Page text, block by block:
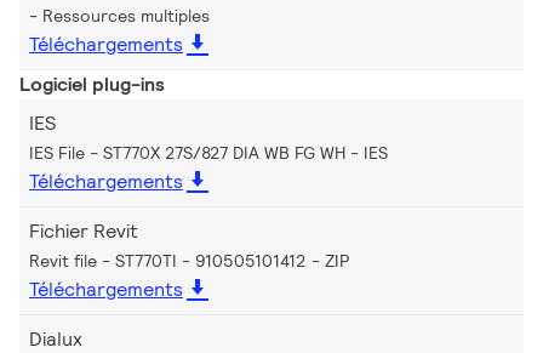
Ressources multiples
Téléchargements
Logiciel plug-ins
IES
IES File - ST770X 27S/827 DIA WB FG WH IES
Téléchargements
Fichier Revit
Revit file - ST770TI - 910505101412 ZIP
Téléchargements
Dialux